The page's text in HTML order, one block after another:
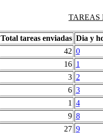
TAREAS
Total tareas enviadas Dia y
42 0
16 1
3 2
6 3
1
4
9 8
27 9